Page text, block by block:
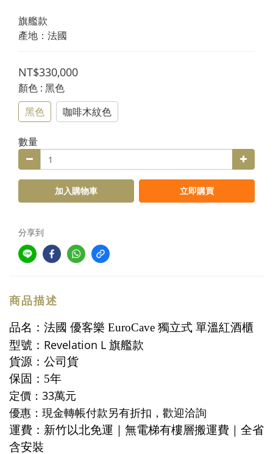
旗艦款
產地：法國
NT$330,000
顏色 : 黑色
黑色
咖啡木紋色
數量
加入購物車 立即購買
分享到
商品描述
品名： 法國 優客樂 EuroCave 獨立式 單溫紅酒櫃
型號： Revelation L 旗艦款
貨源：公司貨
保固：5年
定價：33萬元
優惠： 現金轉帳付款另有折扣，歡迎洽詢
運費：新竹以北免運｜無電梯有樓層搬運費｜全省
含安裝